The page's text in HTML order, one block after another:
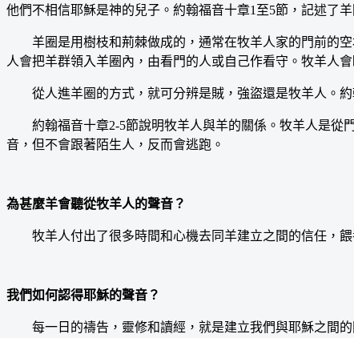
他們不相信耶穌是神的兒子。約翰福音十章1至5節，記述了
羊圈是用樹枝和荊棘做成的，通常在牧羊人家的門前的空
人會把羊群領入羊圈內，由看門的人或自己作看守。牧羊人
從人進羊圈的方式，就可分辨是賊，強盜還是牧羊人。約
約翰福音十章2-5節說明牧羊人與羊的關係。牧羊人是從
音，但不會跟著陌生人，反而會逃跑。
為甚麼羊會聽從牧羊人的聲音？
牧羊人付出了很多時間和心機去同羊建立之間的信任，餵
我們如何認得耶穌的聲音？
每一日的禱告，靈修和讀經，就是建立我們與耶穌之間的